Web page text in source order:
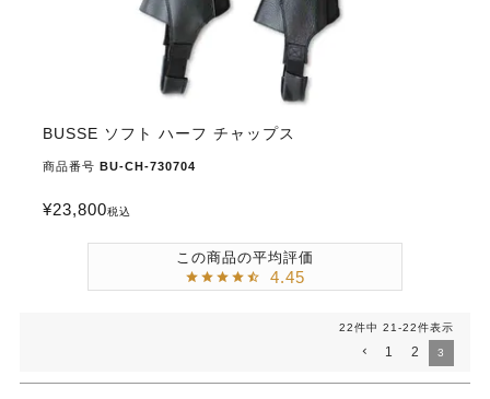
BUSSE ソフト ハーフ チャップス
商品番号 BU-CH-730704
¥23,800税込
4.45
22件中 21-22件表示
1 2 3